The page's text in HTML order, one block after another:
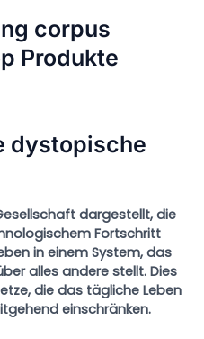
corpus
Produkte
dystopische
dargestellt, die
Fortschritt
in einem System, das
alles andere stellt. Dies
die das tägliche Leben
einschränken.